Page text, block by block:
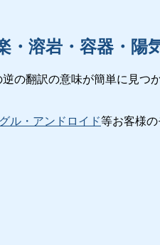
・溶岩・容器・陽
の翻訳の意味が簡単に見つ
ル・アンドロイド等お客様